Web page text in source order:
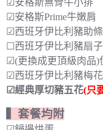
☑安格斯無骨牛小排
☑安格斯Prime牛嫩肩
☑西班牙伊比利豬助條
☐西班牙伊比利豬扇
☑(更換成更頂級肉品)
☑西班牙伊比利豬梅花
☑經典厚切豬五花(只
▍套餐均附